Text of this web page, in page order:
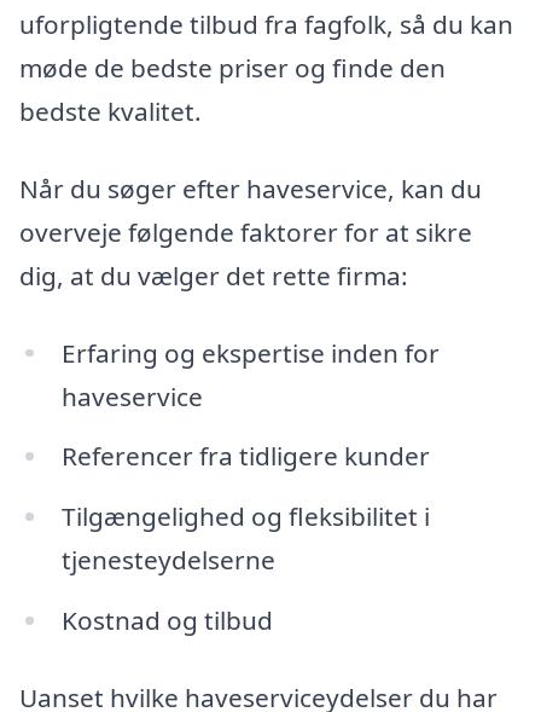
uforpligtende tilbud fra fagfolk, så du kan
møde de bedste priser og finde den
bedste kvalitet.
Når du søger efter haveservice, kan du
overveje følgende faktorer for at sikre
dig, at du vælger det rette firma:
Erfaring og ekspertise inden for
haveservice
Referencer fra tidligere kunder
Tilgængelighed og fleksibilitet i
tjenesteydelserne
Kostnad og tilbud
Uanset hvilke haveserviceydelser du har